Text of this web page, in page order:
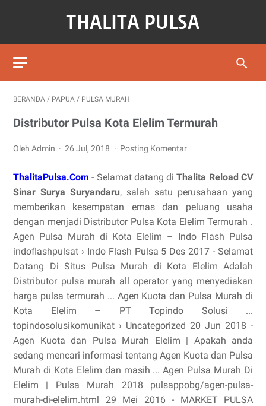
BERANDA / PAPUA / PULSA MURAH
Distributor Pulsa Kota Elelim Termurah
Oleh Admin 26 Jul, 2018 Posting Komentar
ThalitaPulsa.Com - Selamat datang diThalita Reload CV
Sinar Surya Suryandaru, salah satu perusahaan yang
memberikan kesempatan emas dan peluang usaha
dengan menjadi Distributor Pulsa Kota Elelim Termurah .
Agen Pulsa Murah di Kota Elelim – Indo Flash Pulsa
indoflashpulsat › Indo Flash Pulsa 5 Des 2017 - Selamat
Datang Di Situs Pulsa Murah di Kota Elelim Adalah
Distributor pulsa murah all operator yang menyediakan
harga pulsa termurah ... Agen Kuota dan Pulsa Murah di
Kota Elelim – PT Topindo Solusi ...
topindosolusikomunikat › Uncategorized 20 Jun 2018 -
Agen Kuota dan Pulsa Murah Elelim | Apakah anda
sedang mencari informasi tentang Agen Kuota dan Pulsa
Murah di Kota Elelim dan masih ... Agen Pulsa Murah Di
Elelim | Pulsa Murah 2018 pulsappobg/agen-pulsa-
murah-di-elelim.html 29 Mei 2016 - MARKET PULSA